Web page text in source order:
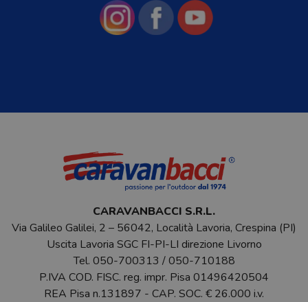
CARAVANBACCI S.R.L.
Via Galileo Galilei, 2 – 56042, Località Lavoria, Crespina (PI)
Uscita Lavoria SGC FI-PI-LI direzione Livorno
Tel. 050-700313 /050-710188
P.IVA COD. FISC. reg. impr. Pisa 01496420504
REA Pisa n.131897 - CAP. SOC. € 26.000 i.v.